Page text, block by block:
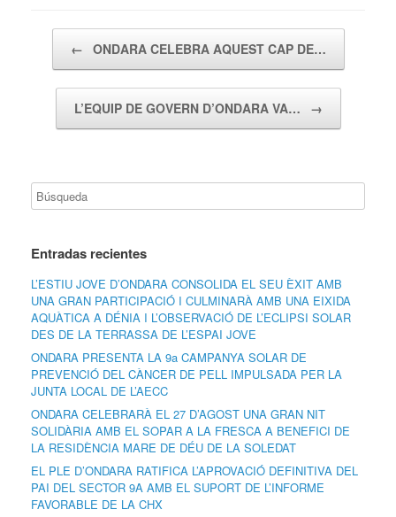
← ONDARA CELEBRA AQUEST CAP DE…
L’EQUIP DE GOVERN D’ONDARA VA… →
Entradas recientes
L’ESTIU JOVE D’ONDARA CONSOLIDA EL SEU ÈXIT AMB
UNA GRAN PARTICIPACIÓ I CULMINARÀ AMB UNA EIXIDA
AQUÀTICA A DÉNIA I L’OBSERVACIÓ DE L’ECLIPSI SOLAR
DES DE LA TERRASSA DE L’ESPAI JOVE
ONDARA PRESENTA LA 9a CAMPANYA SOLAR DE
PREVENCIÓ DEL CÀNCER DE PELL IMPULSADA PER LA
JUNTA LOCAL DE L’AECC
ONDARA CELEBRARÀ EL 27 D’AGOST UNA GRAN NIT
SOLIDÀRIA AMB EL SOPAR A LA FRESCA A BENEFICI DE
LA RESIDÈNCIA MARE DE DÉU DE LA SOLEDAT
EL PLE D’ONDARA RATIFICA L’APROVACIÓ DEFINITIVA DEL
PAI DEL SECTOR 9A AMB EL SUPORT DE L’INFORME
FAVORABLE DE LA CHX